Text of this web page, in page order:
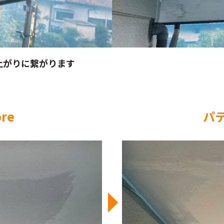
りに繋がります
パ